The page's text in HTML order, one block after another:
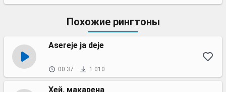
Похожие рингтоны
Asereje ja deje
00:37 1 010
Хей, макарена